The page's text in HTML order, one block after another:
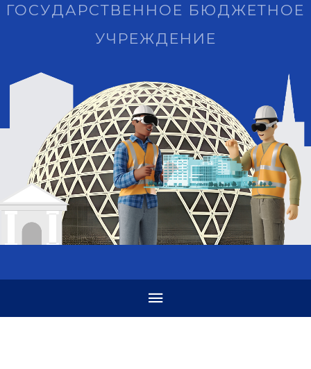
ГОСУДАРСТВЕННОЕ БЮДЖЕТНОЕ
УЧРЕЖДЕНИЕ